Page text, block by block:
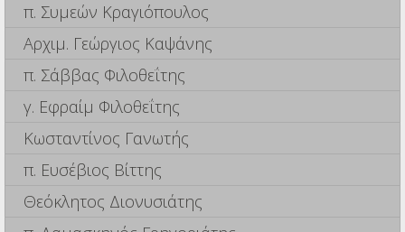
π. Συμεών Κραγιόπουλος
Αρχιμ. Γεώργιος Καψάνης
π. Σάββας Φιλοθεΐτης
γ. Εφραίμ Φιλοθεΐτης
Κωσταντίνος Γανωτής
π. Ευσέβιος Βίττης
Θεόκλητος Διονυσιάτης